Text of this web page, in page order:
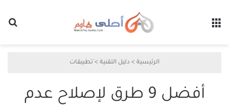
الرئيسية > دليل التقنية > َتطبيقات
أفضل 9 طرق لإصلاح عدم